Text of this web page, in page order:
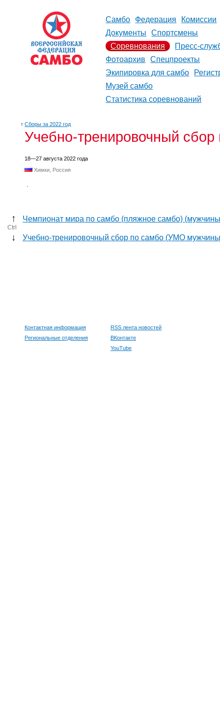
Самбо Федерация
Комиссии
Документы
Спортсмены
Соревнования
Пресс-
Фотоархив
Спецпроекты
Экипировка для самбо
Музей самбо
Статистика соревнований
↑ Сборы за 2022 год
Учебно-тренировочный
18—27 августа 2022 года
Химки, Россия
.
↑ Чемпионат мира по самбо (пляжное самбо)
Ctrl
↓ Учебно-тренировочный сбор по самбо (УМО
Контактная информация
Региональные отделения
RSS лента новостей
ВКонтакте
YouTube